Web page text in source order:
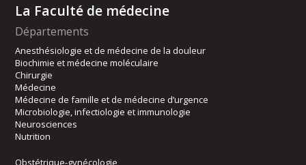
La Faculté de médecine
Départements
Anesthésiologie et de médecine de la douleur
Biochimie et médecine moléculaire
Chirurgie
Médecine
Médecine de famille et de médecine d’urgence
Microbiologie, infectiologie et immunologie
Neurosciences
Nutrition
Obstétrique-gynécologie